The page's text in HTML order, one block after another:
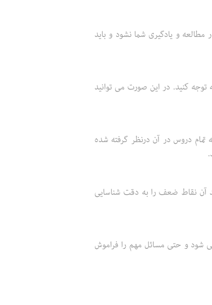
مطالعه و یادگیری شما نشود و باید
توجه کنید. در این صورت می توانید
تمام دروس در آن درنظر گرفته شده
آن نقاط ضعف را به دقت شناسایی
شود و حتی مسائل مهم را فراموش